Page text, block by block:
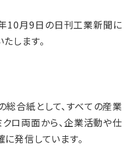
10月9日の日刊工業新聞に
します。
合紙として、すべての産業
ロ両面から、企業活動や仕
発信しています。